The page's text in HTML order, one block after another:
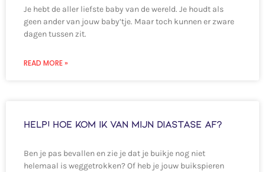
Je hebt de aller liefste baby van de wereld. Je houdt als
geen ander van jouw baby’tje. Maar toch kunnen er zware
dagen tussen zit.
READ MORE »
Help! Hoe kom ik van mijn diastase af?
Ben je pas bevallen en zie je dat je buikje nog niet
helemaal is weggetrokken? Of heb je jouw buikspieren